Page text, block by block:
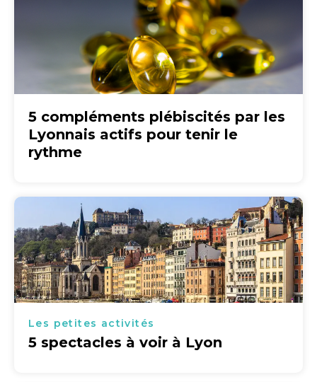
5 compléments plébiscités par les
Lyonnais actifs pour tenir le
rythme
Les petites activités
5 spectacles à voir à Lyon